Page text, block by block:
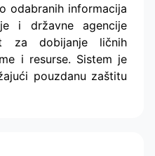
odabranih informacija
i državne agencije
za dobijanje ličnih
i resurse. Sistem je
pouzdanu zaštitu